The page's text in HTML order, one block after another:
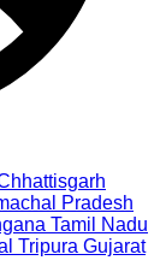
Pradesh
Tamil Nadu
Tripura Gujarat